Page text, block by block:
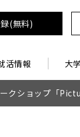
(無料)
活情報 大
クショップ「